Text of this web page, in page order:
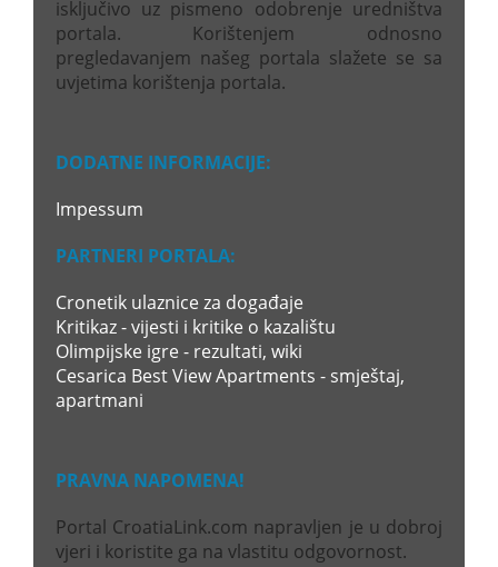
isključivo uz pismeno odobrenje uredništva
portala. Korištenjem odnosno
pregledavanjem našeg portala slažete se sa
uvjetima korištenja portala.
DODATNE INFORMACIJE:
Impessum
PARTNERI PORTALA:
Cronetik ulaznice za događaje
Kritikaz - vijesti i kritike o kazalištu
Olimpijske igre - rezultati, wiki
Cesarica Best View Apartments - smještaj,
apartmani
PRAVNA NAPOMENA!
Portal CroatiaLink.com napravljen je u dobroj
vjeri i koristite ga na vlastitu odgovornost.